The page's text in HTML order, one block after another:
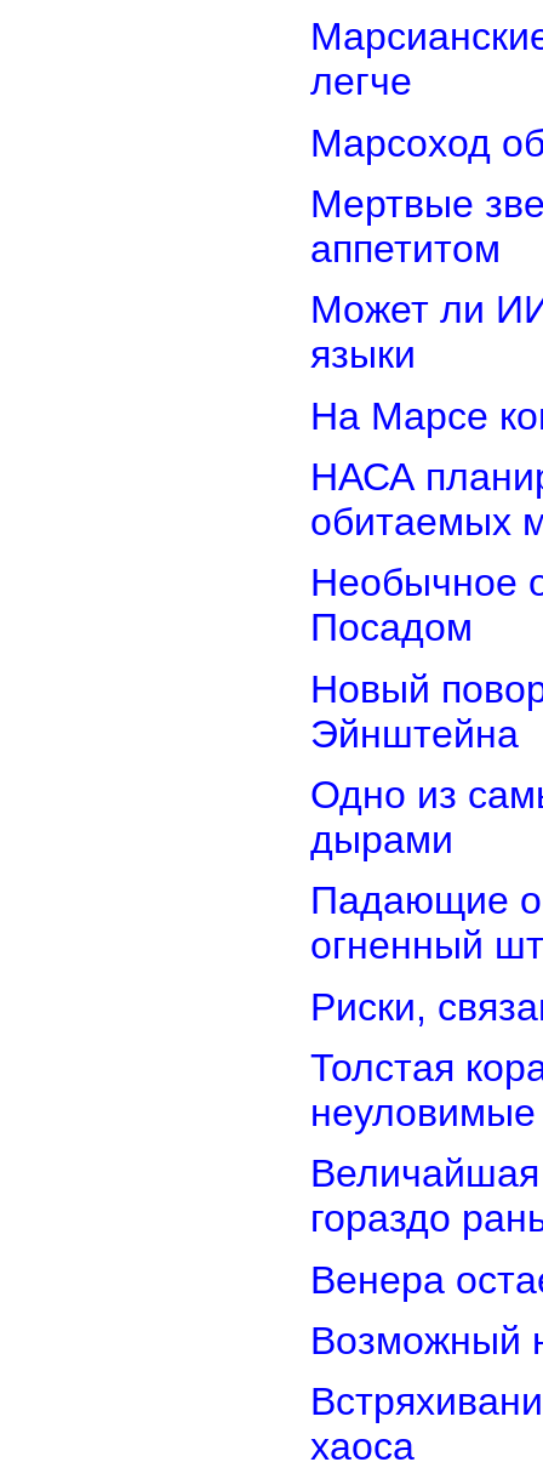
легче
Марсоход
Мертвые
аппетитом
Может ли
языки
На Марсе
НАСА
обитаемых
Необычное
Посадом
Новый
Эйнштейна
Одно из
дырами
Падающие
огненный
Риски,
Толстая
Величайшая
гораздо
Венера
Возможный
хаоса